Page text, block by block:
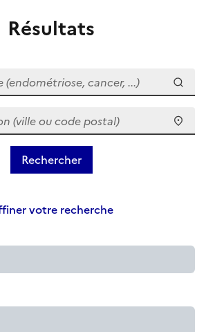
Résultats
cancer, ...)
ou code postal)
votre recherche